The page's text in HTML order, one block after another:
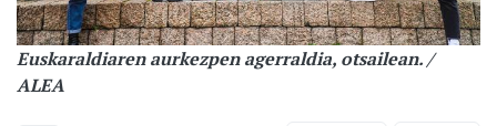
Euskaraldiaren aurkezpen agerraldia, otsailean. /
ALEA